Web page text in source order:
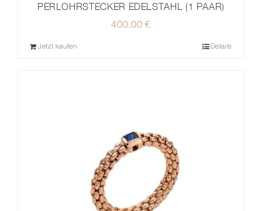
PERLOHRSTECKER EDELSTAHL (1 PAAR)
400,00 €
Jetzt kaufen Details